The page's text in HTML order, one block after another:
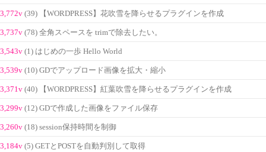
3,772v (39) 【WORDPRESS】花吹雪を降らせるプラグインを作成
3,737v (78) 全角スペースを trimで除去したい。
3,543v (1) はじめの一歩 Hello World
3,539v (10) GDでアップロード画像を拡大・縮小
3,371v (40) 【WORDPRESS】紅葉吹雪を降らせるプラグインを作成
3,299v (12) GDで作成した画像をファイル保存
3,260v (18) session保持時間を制御
3,184v (5) GETとPOSTを自動判別して取得